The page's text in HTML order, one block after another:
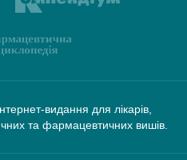
видання для лікарів,
та фармацевтичних вишів.